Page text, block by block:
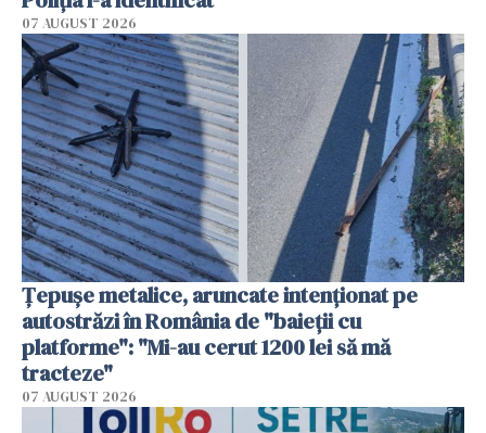
07 AUGUST 2026
Țepușe metalice, aruncate intenționat pe
autostrăzi în România de "baieții cu
platforme": "Mi-au cerut 1200 lei să mă
tracteze"
07 AUGUST 2026